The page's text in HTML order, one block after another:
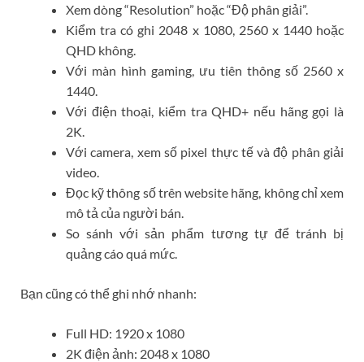
Xem dòng “Resolution” hoặc “Độ phân giải”.
Kiểm tra có ghi 2048 x 1080, 2560 x 1440 hoặc
QHD không.
Với màn hình gaming, ưu tiên thông số 2560 x
1440.
Với điện thoại, kiểm tra QHD+ nếu hãng gọi là
2K.
Với camera, xem số pixel thực tế và độ phân giải
video.
Đọc kỹ thông số trên website hãng, không chỉ xem
mô tả của người bán.
So sánh với sản phẩm tương tự để tránh bị
quảng cáo quá mức.
Bạn cũng có thể ghi nhớ nhanh:
Full HD: 1920 x 1080
2K điện ảnh: 2048 x 1080